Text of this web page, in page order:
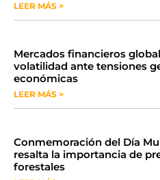
LEER MÁS >
Mercados financieros
volatilidad ante tensiones
económicas
LEER MÁS >
Conmemoración del Día
resalta la importancia de
forestales